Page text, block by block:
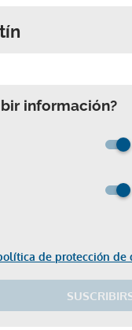
información?
de protección de
por suscribirte a